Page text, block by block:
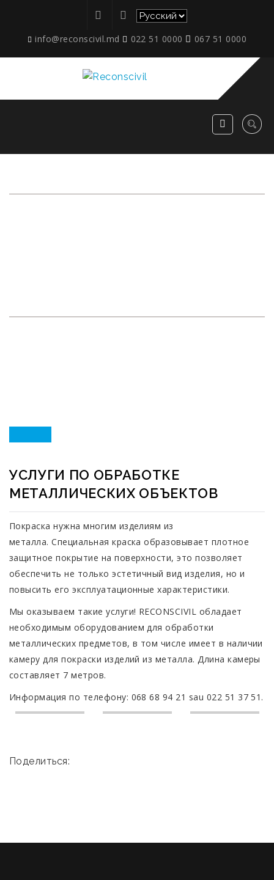
info@reconscivil.md 022 51 0000 067 51 0000
4
ДЕК
УСЛУГИ ПО ОБРАБОТКЕ
МЕТАЛЛИЧЕСКИХ ОБЪЕКТОВ
Покраска нужна многим изделиям из
металла. Специальная краска образовывает плотное
защитное покрытие на поверхности, это позволяет
обеспечить не только эстетичный вид изделия, но и
повысить его эксплуатационные характеристики.
Мы оказываем такие услуги! RECONSCIVIL обладает
необходимым оборудованием для обработки
металлических предметов, в том числе имеет в наличии
камеру для покраски изделий из металла. Длина камеры
составляет 7 метров.
Информация по телефону: 068 68 94 21 sau 022 51 37 51.
Поделиться: